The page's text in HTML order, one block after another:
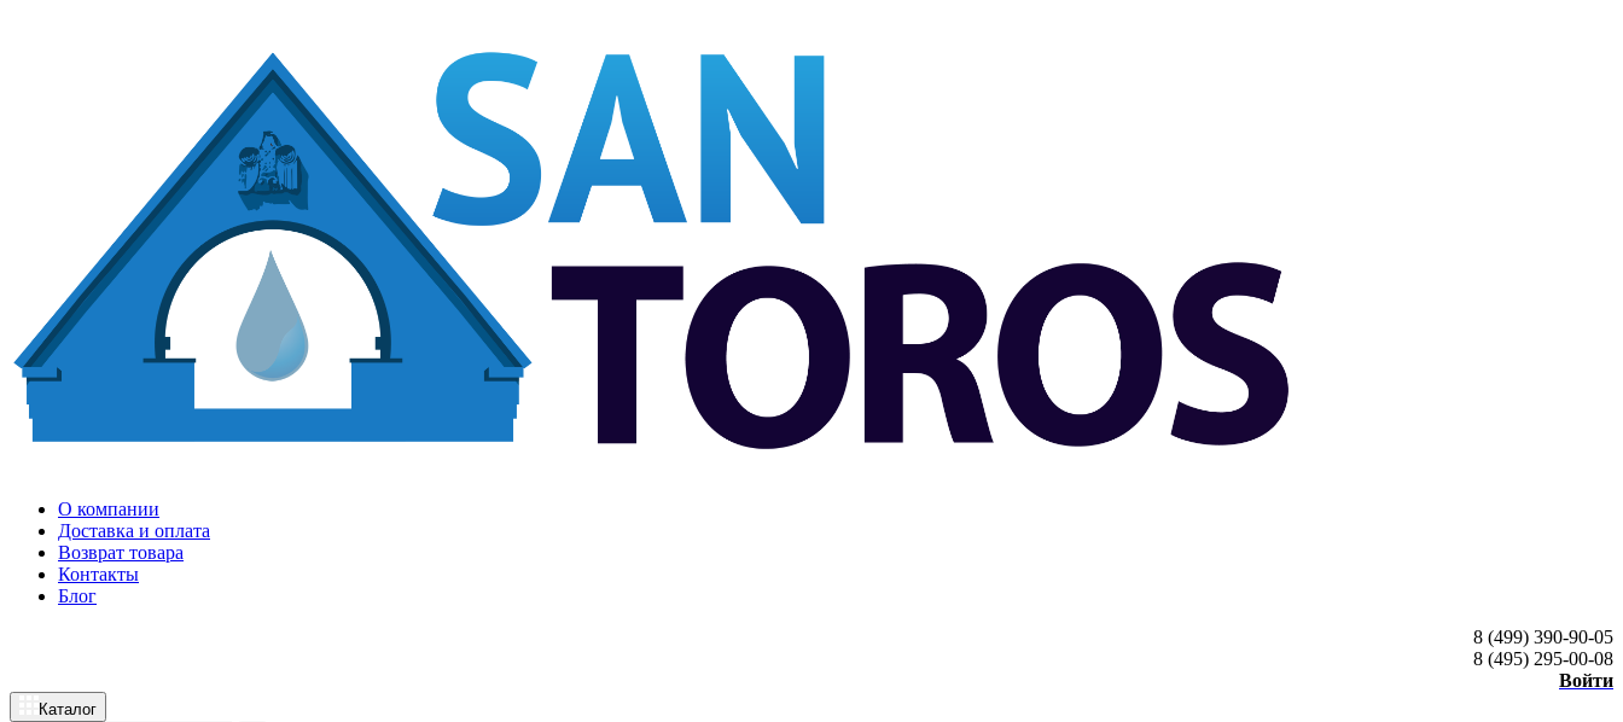
О компании
Доставка и оплата
Возврат товара
Контакты
Блог
8 (499) 390-90-05
8 (495) 295-00-08
Войти
Каталог